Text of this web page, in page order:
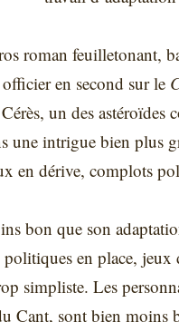
roman feuilletonant,
en second sur le
un des astéroïdes
une intrigue bien plus
en dérive, complots
bon que son
en place,
simpliste. Les
Cant, sont bien moins